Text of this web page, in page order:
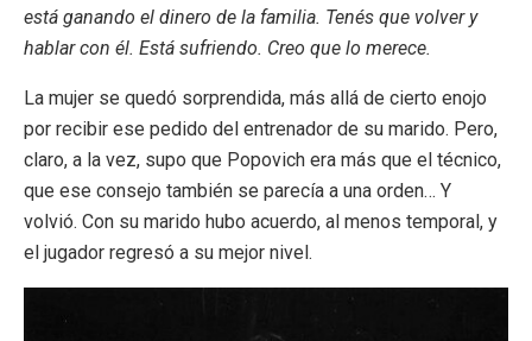
está ganando el dinero de la familia. Tenés que volver y
hablar con él. Está sufriendo. Creo que lo merece.
La mujer se quedó sorprendida, más allá de cierto enojo
por recibir ese pedido del entrenador de su marido. Pero,
claro, a la vez, supo que Popovich era más que el técnico,
que ese consejo también se parecía a una orden… Y
volvió. Con su marido hubo acuerdo, al menos temporal, y
el jugador regresó a su mejor nivel.